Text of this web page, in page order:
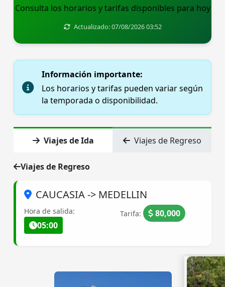
Consulta los horarios y tarifas disponibles para hoy
Actualizado: 07/08/2026 03:52
Información importante:
Los horarios y tarifas pueden variar según
la temporada o disponibilidad.
Viajes de Ida Viajes de Regreso
Viajes de Regreso
CAUCASIA -> MEDELLIN
Hora de salida:
05:00
Tarifa: 80,000